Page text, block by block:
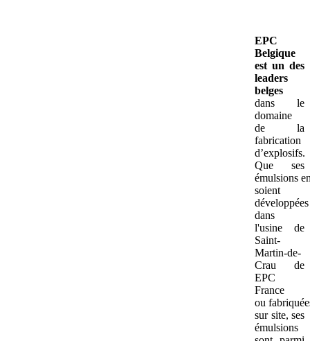
EPC
Belgique
est un des
leaders
belges
dans le
domaine
de la
fabrication
d’explosifs.
Que ses
émulsions
soient
développées
dans
l'usine de
Saint-
Martin-de-
Crau de
EPC
France
ou
sur site, ses
émulsions